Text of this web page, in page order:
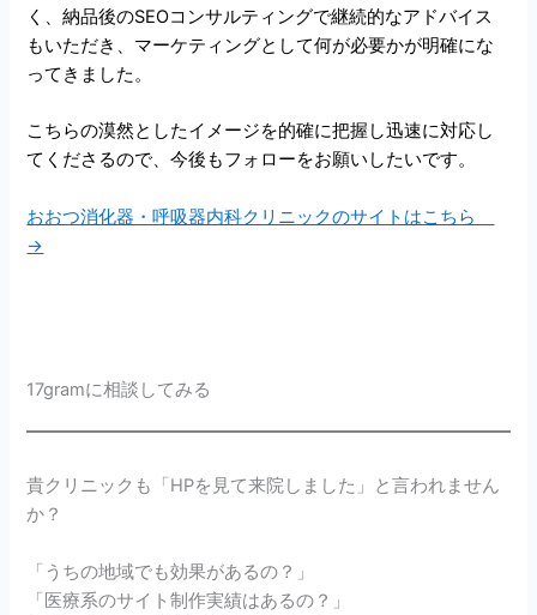
く、納品後のSEOコンサルティングで継続的なアドバイス
もいただき、マーケティングとして何が必要かが明確にな
ってきました。
こちらの漠然としたイメージを的確に把握し迅速に対応し
てくださるので、今後もフォローをお願いしたいです。
おおつ消化器・呼吸器内科クリニックのサイトはこちら
→
17gramに相談してみる
貴クリニックも「HPを見て来院しました」と言われません
か？
「うちの地域でも効果があるの？」
「医療系のサイト制作実績はあるの？」